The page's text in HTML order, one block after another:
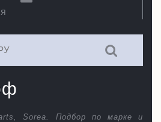
Sorea. Подбор по марке и